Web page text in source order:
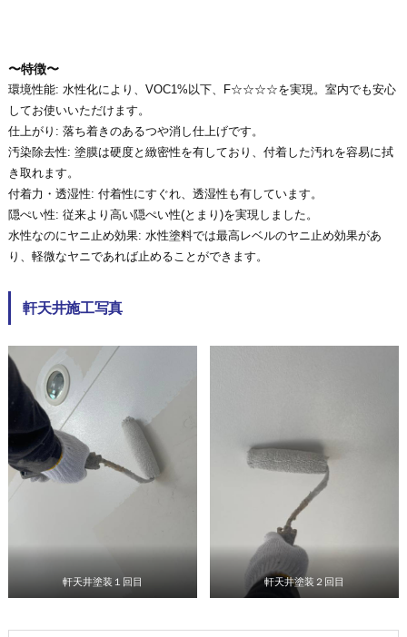
〜特徴〜
環境性能: 水性化により、VOC1%以下、F☆☆☆☆を実現。室内でも安心
してお使いいただけます。
仕上がり: 落ち着きのあるつや消し仕上げです。
汚染除去性: 塗膜は硬度と緻密性を有しており、付着した汚れを容易に拭
き取れます。
付着力・透湿性: 付着性にすぐれ、透湿性も有しています。
隠ぺい性: 従来より高い隠ぺい性(とまり)を実現しました。
水性なのにヤニ止め効果: 水性塗料では最高レベルのヤニ止め効果があ
り、軽微なヤニであれば止めることができます。
軒天井施工写真
軒天井塗装１回目 軒天井塗装２回目